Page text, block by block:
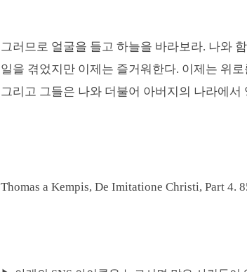
그러므로 얼굴을 들고 하늘을 바라보라. 나와
일을 겪었지만 이제는 즐거워한다. 이제는 위
그리고 그들은 나와 더불어 아버지의 나라에서
Thomas a Kempis, De Imitatione Christi, Part 4.